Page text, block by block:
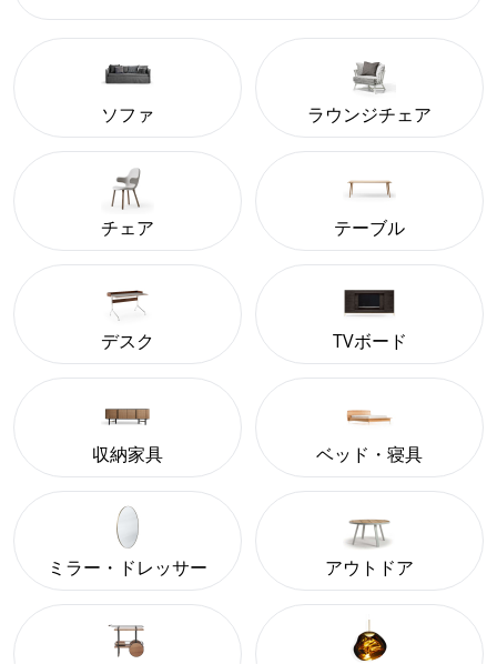
ソファ ラウンジチェア
チェア テーブル
デスク TVボード
収納家具 ベッド・寝具
ミラー・ドレッサー アウトドア